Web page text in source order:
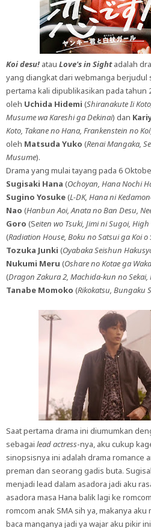
Koi desu! atau Love's in Sightadalah
yang diangkat dari webmanga berjudul
pertama kali dipublikasikan pada tahun
oleh Uchida Hidemi (Shiranakute Ii
Musume wa Kareshi ga Dekinai) dan
Koto, Takane no Hana, Frankenstein no Koi
oleh Matsuda Yuko (Renai Mangaka,
Musume).
Drama yang mulai tayang pada 6
Sugisaki Hana (Ochoyan, Hana Nochi
Sugino Yosuke(L-DK, Hana ni
Nao (Hanbun Aoi, Anata no Ban Desu,
Goro (Seiten wo Tsuki, Jimi ni Sugoi, High
(Radiation House, Boku no Satsui ga Koi o
Tozuka Junki (Oyabaka Seishun
Nukumi Meru (Oshare no Kotae ga
(Dragon Zakura 2, Machida-kun no
Tanabe Momoko (Rikokatsu, Bungaku
Saat pertama drama ini diumumkan
sebagai lead actress-nya, aku cukup
sinopsisnya ini adalah drama romance
preman dan seorang gadis buta.
menjadi lead dalam asadora jadi aku
asadora masa Hana balik lagi ke
romcom anak SMA sih ya, makanya
baca manganya jadi ya wajar aku pikir